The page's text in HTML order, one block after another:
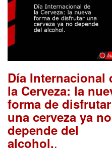
Día Internacional
la Cerveza: la
forma de disfrutar
una cerveza ya no
depende del
alcohol..